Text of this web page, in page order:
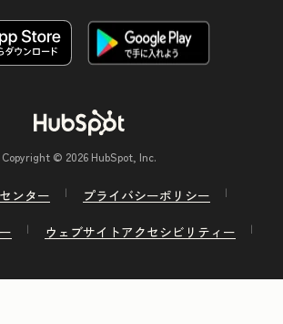
Copyright © 2026 HubSpot, Inc.
ンター
プライバシーポリシー
ウェブサイトアクセシビリティー